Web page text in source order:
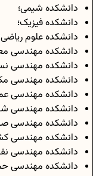
دانشکده شیمی؛
دانشکده فیزیک؛
دانشکده علوم
دانشکده مهندسی
دانشکده مهندسی
دانشکده مهندسی
دانشکده مهندسی
دانشکده مهندسی
دانشکده مهندسی
دانشکده مهندسی
دانشکده مهندسی
دانشکده مهندسی